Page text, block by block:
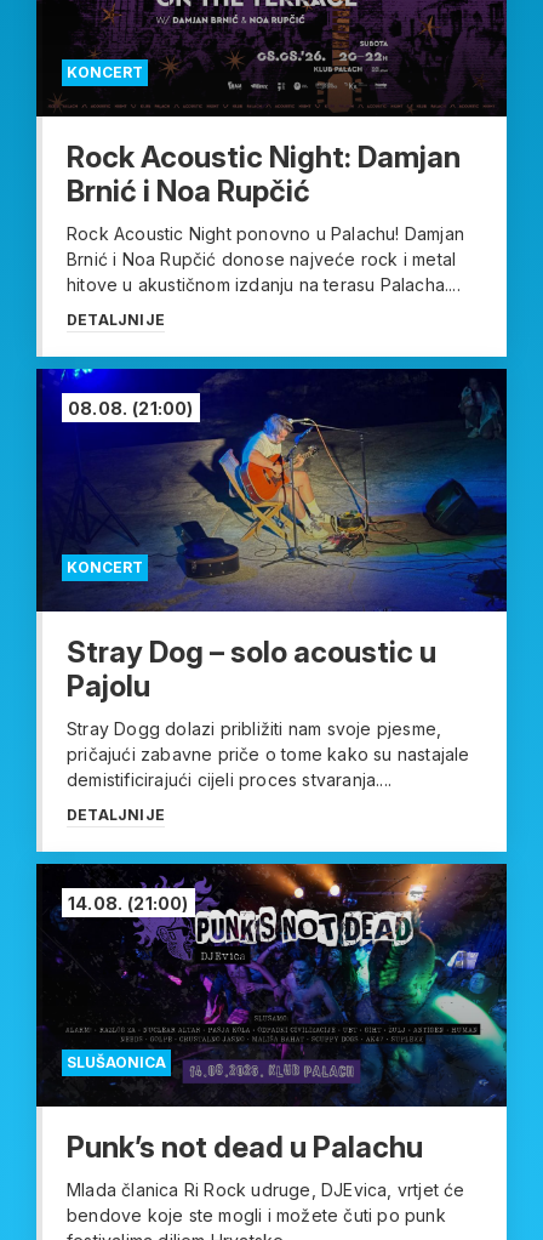
KONCERT
Rock Acoustic Night: Damjan
Brnić i Noa Rupčić
Rock Acoustic Night ponovno u Palachu! Damjan
Brnić i Noa Rupčić donose najveće rock i metal
hitove u akustičnom izdanju na terasu Palacha....
DETALJNIJE
KONCERT
08.08. (21:00)
Stray Dog – solo acoustic u
Pajolu
Stray Dogg dolazi približiti nam svoje pjesme,
pričajući zabavne priče o tome kako su nastajale
demistificirajući cijeli proces stvaranja....
DETALJNIJE
SLUŠAONICA
14.08. (21:00)
Punk’s not dead u Palachu
Mlada članica Ri Rock udruge, DJEvica, vrtjet će
bendove koje ste mogli i možete čuti po punk